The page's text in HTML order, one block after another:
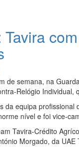
de semana, na
Relógio Individual,
da equipa
nível e foi vice-
Tavira-Crédito
Morgado, da UAE